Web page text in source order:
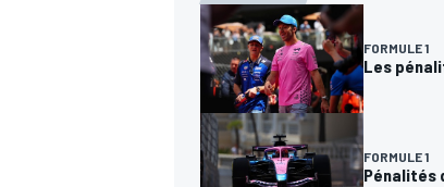
FORMULE 1
Les
FORMULE 1
Pénalités